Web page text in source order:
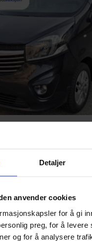
Detaljer
anvender cookies
for å gi
preg, for å levere
og for å analysere
B 2015 1.6 120hk
Nylig solgt